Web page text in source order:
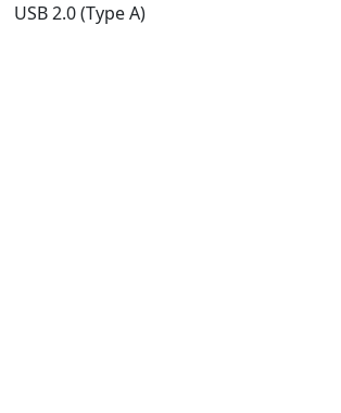
USB 2.0 (Type A)